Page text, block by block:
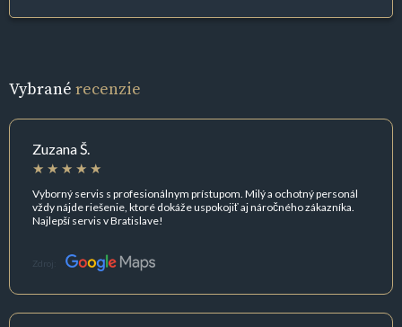
Vybrané recenzie
Zuzana Š.
Vyborný servis s profesionálnym prístupom. Milý a ochotný personál
vždy nájde riešenie, ktoré dokáže uspokojiť aj náročného zákazníka.
Najlepší servis v Bratislave!
Zdroj: